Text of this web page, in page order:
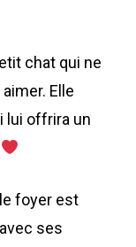
chat qui ne
Elle
lui offrira un
foyer est
ses